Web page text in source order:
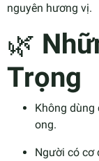
nguyên hương vị.
🌿
Trọng
Không
ong.
Người có cơ